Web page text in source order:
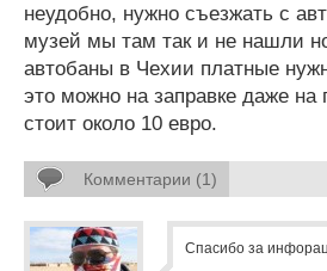
неудобно, нужно съезжать с
музей мы там так и не нашли
автобаны в Чехии платные
это можно на заправке даже
стоит около 10 евро.
Комментарии (1)
Спасибо за